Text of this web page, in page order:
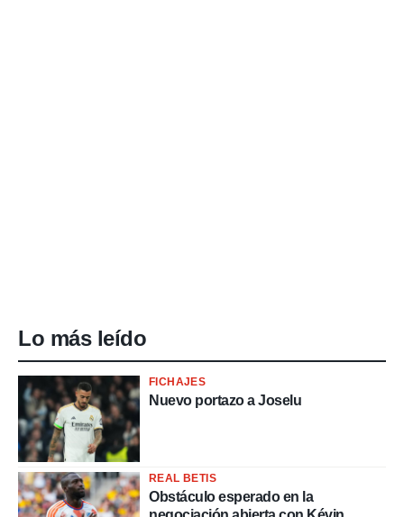
Lo más leído
FICHAJES
Nuevo portazo a Joselu
REAL BETIS
Obstáculo esperado en la